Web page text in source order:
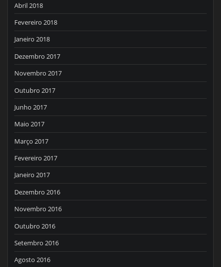
Abril 2018
Fevereiro 2018
Janeiro 2018
Dezembro 2017
Novembro 2017
Outubro 2017
Junho 2017
Maio 2017
Março 2017
Fevereiro 2017
Janeiro 2017
Dezembro 2016
Novembro 2016
Outubro 2016
Setembro 2016
Agosto 2016